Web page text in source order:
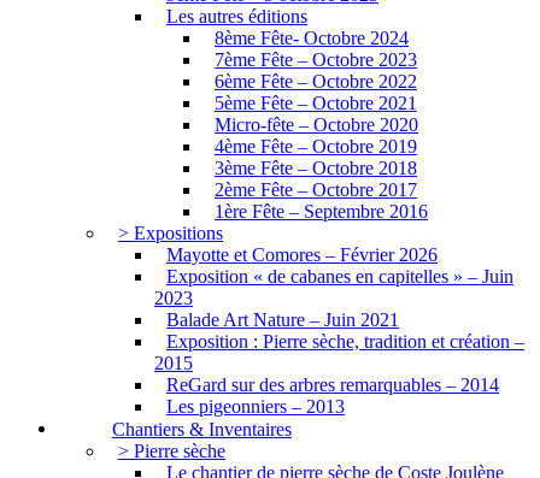
Les autres éditions
8ème Fête- Octobre 2024
7ème Fête – Octobre 2023
6ème Fête – Octobre 2022
5ème Fête – Octobre 2021
Micro-fête – Octobre 2020
4ème Fête – Octobre 2019
3ème Fête – Octobre 2018
2ème Fête – Octobre 2017
1ère Fête – Septembre 2016
> Expositions
Mayotte et Comores – Février 2026
Exposition « de cabanes en capitelles » – Juin
2023
Balade Art Nature – Juin 2021
Exposition : Pierre sèche, tradition et création –
2015
ReGard sur des arbres remarquables – 2014
Les pigeonniers – 2013
Chantiers & Inventaires
> Pierre sèche
Le chantier de pierre sèche de Coste Joulène